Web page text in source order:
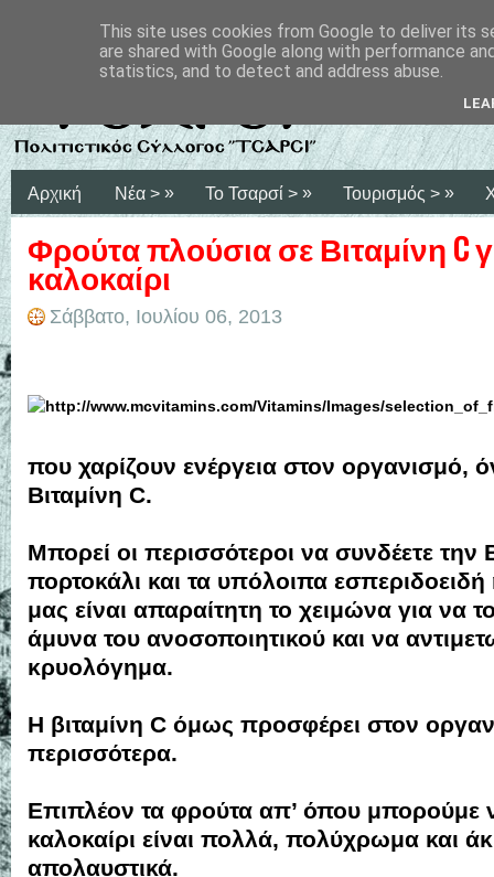
Αρχική Νέα > » Το Τσαρσί > » Τουρισμός > »
Φρούτα πλούσια σε Βιταμίνη C
καλοκαίρι
Σάββατο, Ιουλίου 06, 2013
που χαρίζουν ενέργεια στον οργανισμό,
Βιταμίνη C.
Μπορεί οι περισσότεροι να συνδέετε την
πορτοκάλι και τα υπόλοιπα εσπεριδοειδή
μας είναι απαραίτητη το χειμώνα για να
άμυνα του ανοσοποιητικού και να
κρυολόγημα.
Η βιταμίνη C όμως προσφέρει στον
περισσότερα.
Επιπλέον τα φρούτα απ’ όπου μπορούμε
καλοκαίρι είναι πολλά, πολύχρωμα και
απολαυστικά.
This site uses cookies from Google to deliver its
are shared with Google along with performance
statistics, and to detect and address abuse.